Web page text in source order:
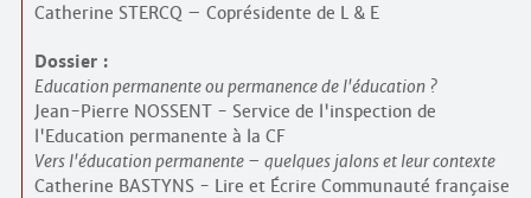
Catherine STERCQ – Coprésidente de L & E
Dossier :
Education permanente ou permanence de l'éducation ?
Jean-Pierre NOSSENT - Service de l'inspection de
l'Education permanente à la CF
Vers l'éducation permanente – quelques jalons et leur contexte
Catherine BASTYNS - Lire et Écrire Communauté française